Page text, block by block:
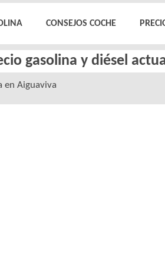
CONSEJOS COCHE
gasolina y diésel
en Aiguaviva